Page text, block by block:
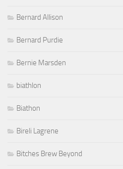
Bernard Allison
Bernard Purdie
Bernie Marsden
biathlon
Biathon
Bireli Lagrene
Bitches Brew Beyond